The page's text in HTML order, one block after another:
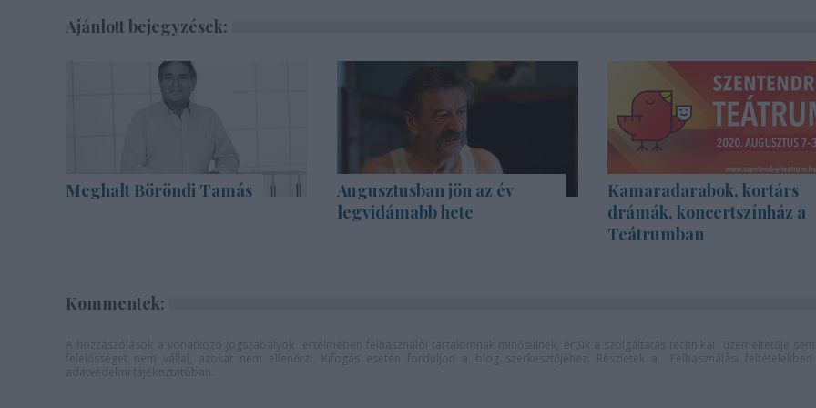
Ajánlott bejegyzések:
Meghalt Böröndi Tamás
Augusztusban jön az év
legvidámabb hete
Kamaradarabok, kortárs
drámák, koncertszínház a
Teátrumban
Kommentek: